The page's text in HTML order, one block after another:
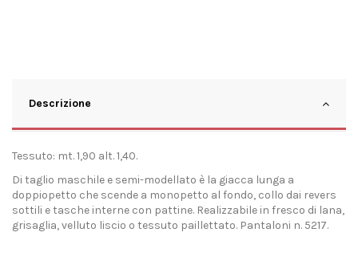
Descrizione
Tessuto: mt. 1,90 alt. 1,40.
Di taglio maschile e semi-modellato è la giacca lunga a
doppiopetto che scende a monopetto al fondo, collo dai revers
sottili e tasche interne con pattine. Realizzabile in fresco di lana,
grisaglia, velluto liscio o tessuto paillettato. Pantaloni n. 5217.